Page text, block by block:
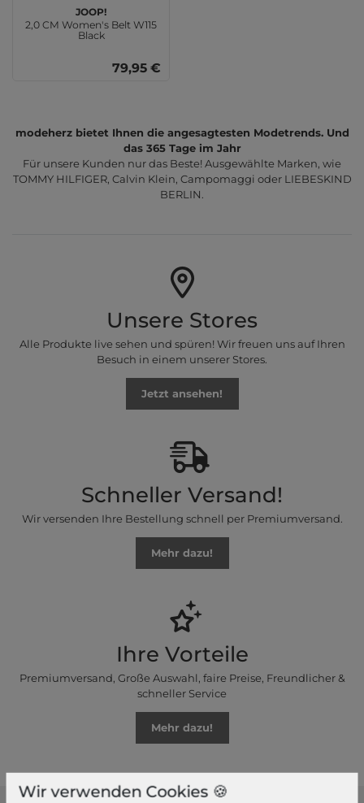
JOOP!
2,0 CM Women's Belt W115
Black
79,95 €
modeherz bietet Ihnen die angesagtesten Modetrends. Und
das 365 Tage im Jahr
Für unsere Kunden nur das Beste! Ausgewählte Marken, wie
TOMMY HILFIGER, Calvin Klein, Campomaggi oder LIEBESKIND
BERLIN.
Unsere Stores
Alle Produkte live sehen und spüren! Wir freuen uns auf Ihren
Besuch in einem unserer Stores.
Jetzt ansehen!
Schneller Versand!
Wir versenden Ihre Bestellung schnell per Premiumversand.
Mehr dazu!
Ihre Vorteile
Premiumversand, Große Auswahl, faire Preise, Freundlicher &
schneller Service
Mehr dazu!
Wir verwenden Cookies 🍪